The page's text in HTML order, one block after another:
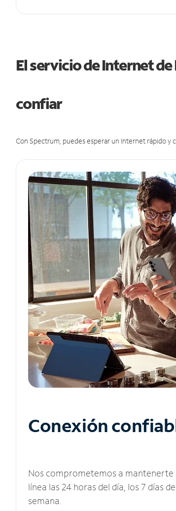
El servicio de Internet
confiar
Con Spectrum, puedes esperar un Internet rápido y
Conexión
Nos comprometemos a mantenerte
línea las 24 horas del día, los 7 días
semana.